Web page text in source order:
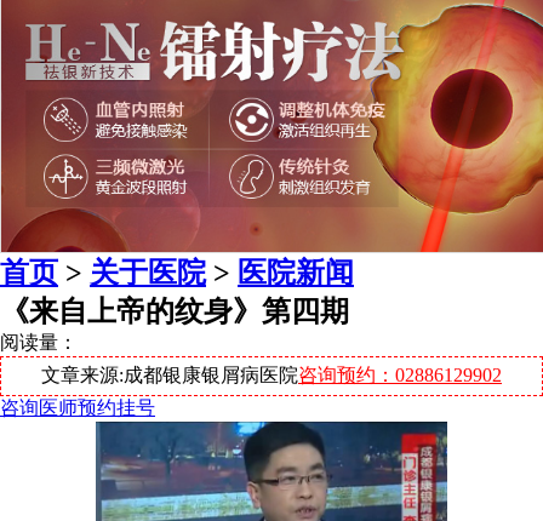
首页 > 关于医院> 医院新闻
《来自上帝的纹身》第四期
阅读量：
文章来源:成都银康银屑病医院咨询预约：02886129902
咨询医师预约挂号